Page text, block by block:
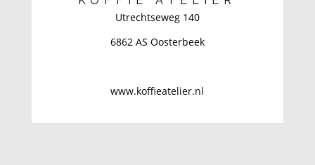
Utrechtseweg 140
6862 AS Oosterbeek
www.koffieatelier.nl